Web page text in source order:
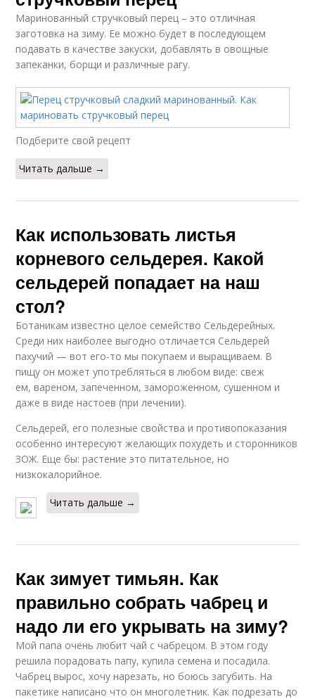
Маринованный стручковый перец – это отличная
заготовка на зиму. Ее можно будет в последующем
подавать в качестве закуски, добавлять в овощные
запеканки, борщи и различные рагу.
Подберите свой рецепт
Читать дальше →
Как использовать листья
корневого сельдерея. Какой
сельдерей попадает на наш
стол?
Ботаникам известно целое семейство Сельдерейных.
Среди них наиболее выгодно отличается Сельдерей
пахучий — вот его-то мы покупаем и выращиваем. В
пищу он может употребляться в любом виде: свеж
ем, вареном, запеченном, замороженном, сушенном и
даже в виде настоев (при лечении).
Сельдерей, его полезные свойства и противопоказания
особенно интересуют желающих похудеть и сторонников
ЗОЖ. Еще бы: растение это питательное, но
низкокалорийное.
Читать дальше →
Как зимует тимьян. Как
правильно собрать чабрец и
надо ли его укрывать на зиму?
Мой папа очень любит чай с чабрецом. В этом году
решила порадовать папу, купила семена и посадила.
Чабрец вырос, хочу нарезать, но боюсь загубить. На
пакетике написано что он многолетник. Как подрезать до